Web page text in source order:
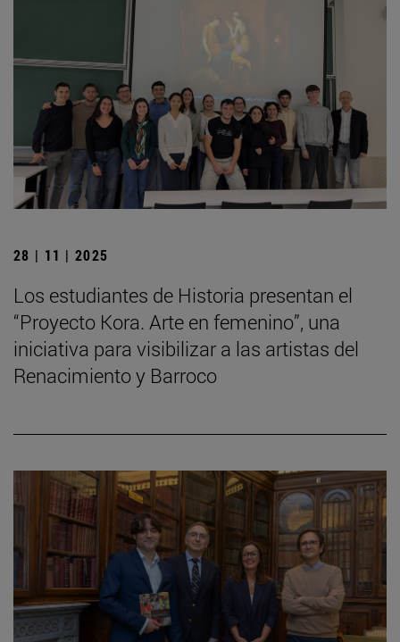
28 | 11 | 2025
Los estudiantes de Historia presentan el
“Proyecto Kora. Arte en femenino”, una
iniciativa para visibilizar a las artistas del
Renacimiento y Barroco